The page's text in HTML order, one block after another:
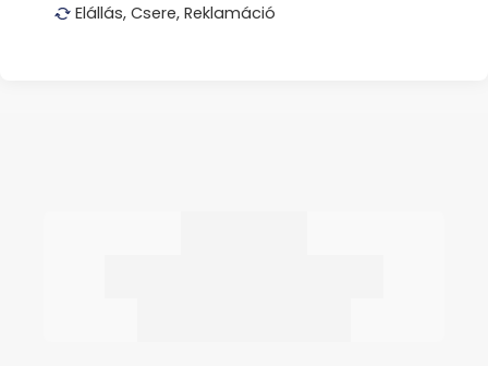
Elállás, Csere, Reklamáció